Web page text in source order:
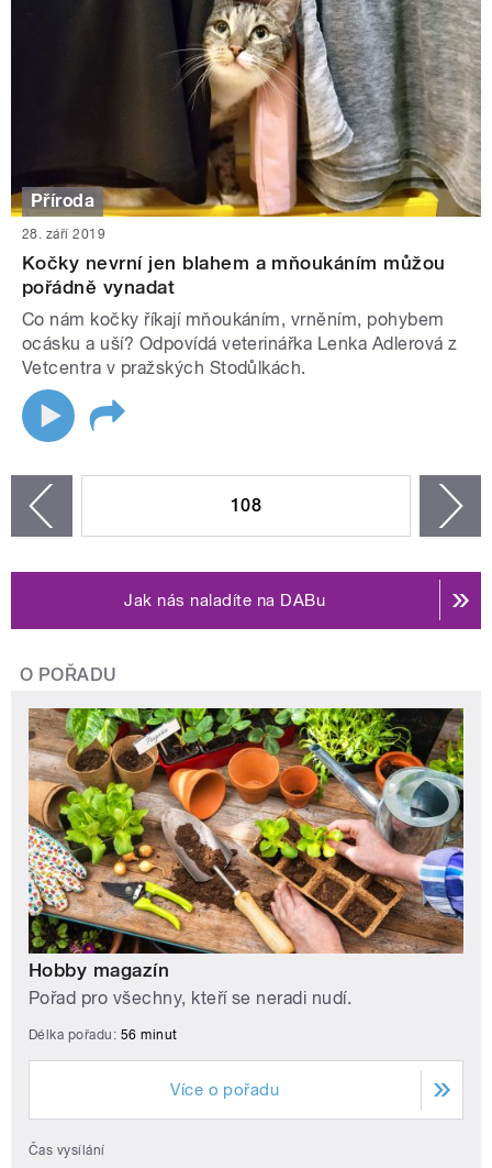
Příroda
28. září 2019
Kočky nevrní jen blahem a mňoukáním můžou
pořádně vynadat
Co nám kočky říkají mňoukáním, vrněním, pohybem
ocásku a uší? Odpovídá veterinářka Lenka Adlerová z
Vetcentra v pražských Stodůlkách.
108
Jak nás naladíte na DABu
O POŘADU
Hobby magazín
Pořad pro všechny, kteří se neradi nudí.
Délka pořadu: 56 minut
Více o pořadu
Čas vysílání